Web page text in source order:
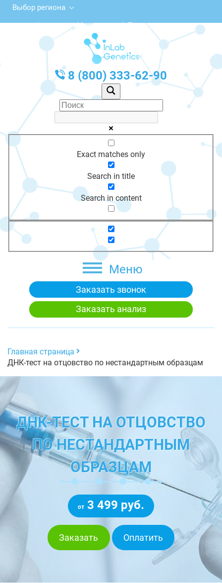
Выбор региона
ул. Академика Мясникова, 6, Белокуриха
с 10:00 до 20:00
График работы: Пн-Пт с 10:00 до 20:00
8 (800) 333-62-90
Exact matches only
Search in title
Search in content
Меню
Заказать звонок
Заказать анализ
Главная страница
ДНК-тест на отцовство по нестандартным образцам
ДНК-ТЕСТ НА ОТЦОВСТВО
ПО НЕСТАНДАРТНЫМ
ОБРАЗЦАМ
от 3 499 руб.
Заказать Оплатить